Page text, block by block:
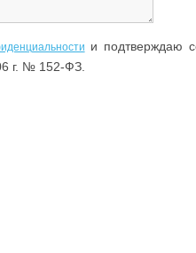
и подтверждаю
г. № 152-ФЗ.